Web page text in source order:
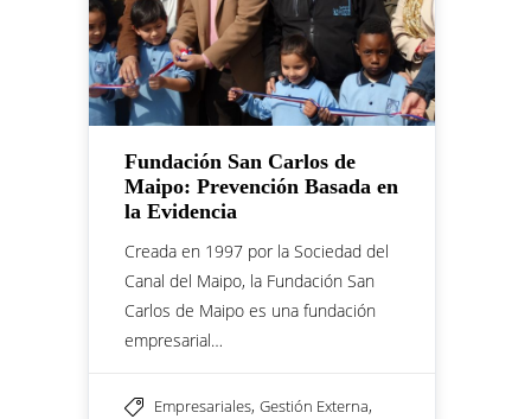
Fundación San Carlos de
Maipo: Prevención Basada en
la Evidencia
Creada en 1997 por la Sociedad del
Canal del Maipo, la Fundación San
Carlos de Maipo es una fundación
empresarial…
Empresariales, Gestión Externa,